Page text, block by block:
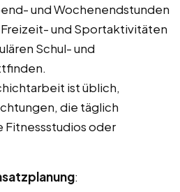
und Wochenendstunden
und Sportaktivitäten
Schul- und
ist üblich,
die täglich
oder
: